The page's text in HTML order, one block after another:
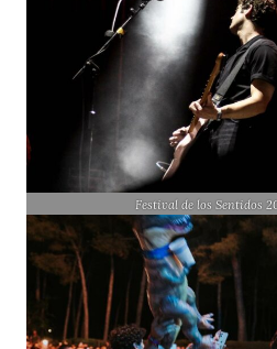
Festival de los Sentidos